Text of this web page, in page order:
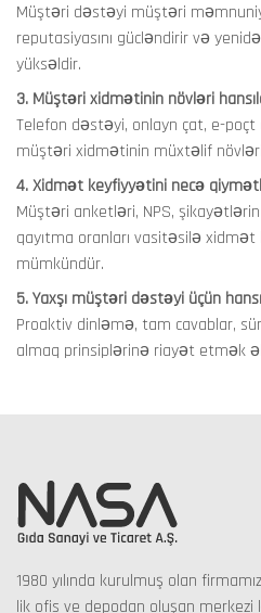
Müştəri dəstəyi müştəri
reputasiyasını gücləndirir və
yüksəldir.
3. Müştəri xidmətinin növləri
Telefon dəstəyi, onlayn çat, e-
müştəri xidmətinin müxtəlif
4. Xidmət keyfiyyətini necə
Müştəri anketləri, NPS,
qayıtma oranları vasitəsilə
mümkündür.
5. Yaxşı müştəri dəstəyi üçün
Proaktiv dinləmə, tam cavablar,
almaq prinsiplərinə riayət etmək
1980 yılında kurulmuş olan
lik ofis ve depodan oluşan